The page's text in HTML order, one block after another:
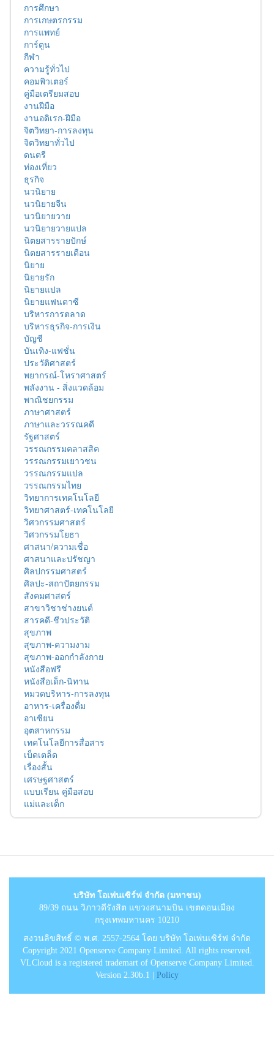
การศึกษา
การเกษตรกรรม
การแพทย์
การ์ตูน
กีฬา
ความรู้ทั่วไป
คอมพิวเตอร์
คู่มือเตรียมสอบ
งานฝีมือ
งานอดิเรก-ฝีมือ
จิตวิทยา-การลงทุน
จิตวิทยาทั่วไป
ดนตรี
ท่องเที่ยว
ธุรกิจ
นวนิยาย
นวนิยายจีน
นวนิยายวาย
นวนิยายวายแปล
นิตยสารรายปักษ์
นิตยสารรายเดือน
นิยาย
นิยายรัก
นิยายแปล
นิยายแฟนตาซี
บริหารการตลาด
บริหารธุรกิจ-การเงิน
บัญชี
บันเทิง-แฟชั่น
ประวัติศาสตร์
พยากรณ์-โหราศาสตร์
พลังงาน - สิ่งแวดล้อม
พาณิชยกรรม
ภาษาศาสตร์
ภาษาและวรรณคดี
รัฐศาสตร์
วรรณกรรมคลาสสิค
วรรณกรรมเยาวชน
วรรณกรรมแปล
วรรณกรรมไทย
วิทยาการเทคโนโลยี
วิทยาศาสตร์-เทคโนโลยี
วิศวกรรมศาสตร์
วิศวกรรมโยธา
ศาสนา/ความเชื่อ
ศาสนาและปรัชญา
ศิลปกรรมศาสตร์
ศิลปะ-สถาปัตยกรรม
สังคมศาสตร์
สาขาวิชาช่างยนต์
สารคดี-ชีวประวัติ
สุขภาพ
สุขภาพ-ความงาม
สุขภาพ-ออกกำลังกาย
หนังสือฟรี
หนังสือเด็ก-นิทาน
หมวดบริหาร-การลงทุน
อาหาร-เครื่องดื่ม
อาเซียน
อุตสาหกรรม
เทคโนโลยีการสื่อสาร
เบ็ดเตล็ด
เรื่องสั้น
เศรษฐศาสตร์
แบบเรียน คู่มือสอบ
แม่และเด็ก
บริษัท โอเพ่นเซิร์ฟ จำกัด (มหาชน)
89/39 ถนน วิภาวดีรังสิต แขวงสนามบิน เขตดอนเมือง
กรุงเทพมหานคร 10210
สงวนลิขสิทธิ์ © พ.ศ. 2557-2564 โดย บริษัท โอเพ่นเซิร์ฟ จำกัด
Copyright 2021 Openserve Company Limited. All rights reserved.
VLCloud is a registered trademart of Openserve Company Limited.
Version 2.30b.1 |
Policy